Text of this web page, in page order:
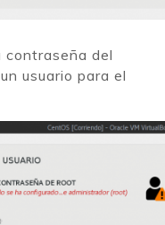
contraseña del
usuario para el